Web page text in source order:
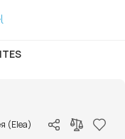
(Elea)